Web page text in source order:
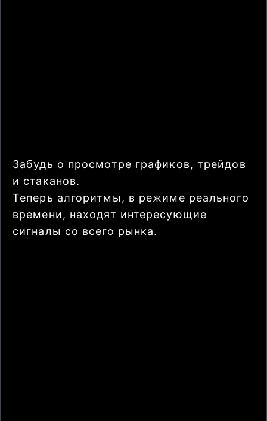
Забудь о просмотре графиков, трейдов
и стаканов.
Теперь алгоритмы, в режиме реального
времени, находят интересующие
сигналы со всего рынка.